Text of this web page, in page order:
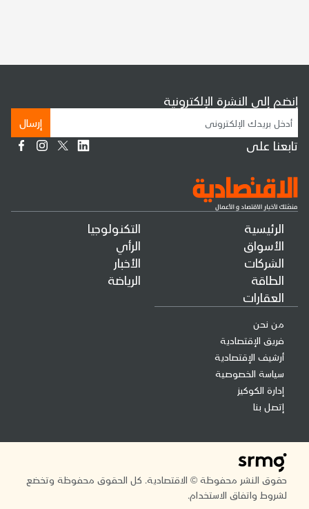
الرئيسية
الأسواق
الشركات
الطاقة
العقارات
التكنولوجيا
الرأي
الأخبار
الرياضة
من نحن
فريق الإقتصادية
أرشيف الإقتصادية
سياسة الخصوصية
إدارة الكوكيز
إتصل بنا
إنضم إلى النشرة الإلكترونية
إرسال
تابعنا على
حقوق النشر محفوظة © الاقتصادية. كل الحقوق محفوظة وتخضع
لشروط واتفاق الاستخدام.